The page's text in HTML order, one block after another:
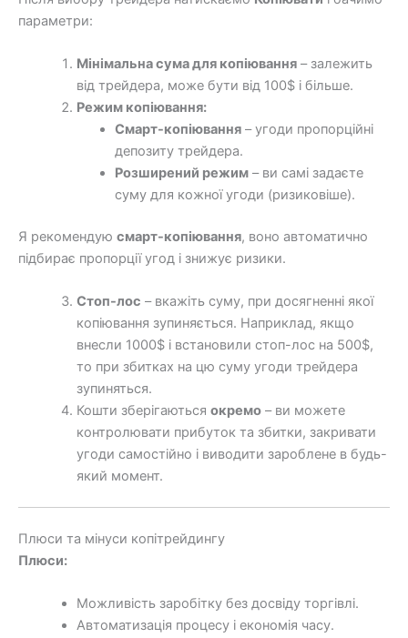
параметри:
Мінімальна сума для копіювання– залежить
від трейдера, може бути від 100$ і більше.
Режим копіювання:
Смарт-копіювання– угоди пропорційні
депозиту трейдера.
Розширений режим– ви самі задаєте
суму для кожної угоди (ризиковіше).
Я рекомендую смарт-копіювання, воно автоматично
підбирає пропорції угод і знижує ризики.
Стоп-лос – вкажіть суму, при досягненні якої
копіювання зупиняється. Наприклад, якщо
внесли 1000$ і встановили стоп-лос на 500$,
то при збитках на цю суму угоди трейдера
зупиняться.
Кошти зберігаються окремо– ви можете
контролювати прибуток та збитки, закривати
угоди самостійно і виводити зароблене в будь-
який момент.
Плюси та мінуси копітрейдингу
Плюси:
Можливість заробітку без досвіду торгівлі.
Автоматизація процесу і економія часу.